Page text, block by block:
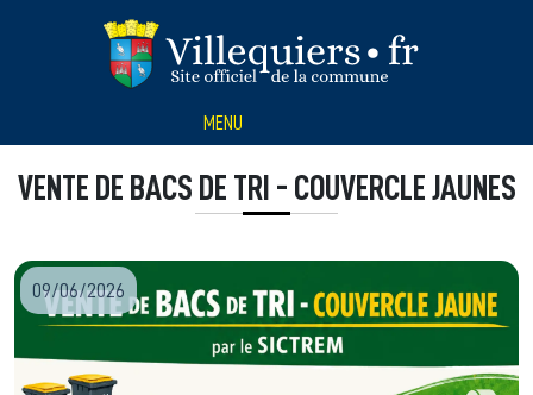
MENU
VENTE DE BACS DE TRI - COUVERCLE JAUNES
09/06/2026